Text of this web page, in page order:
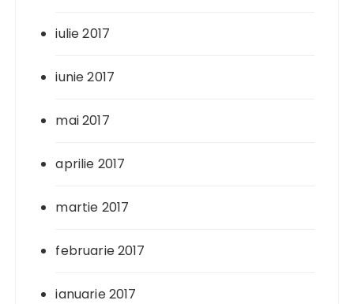
iulie 2017
iunie 2017
mai 2017
aprilie 2017
martie 2017
februarie 2017
ianuarie 2017